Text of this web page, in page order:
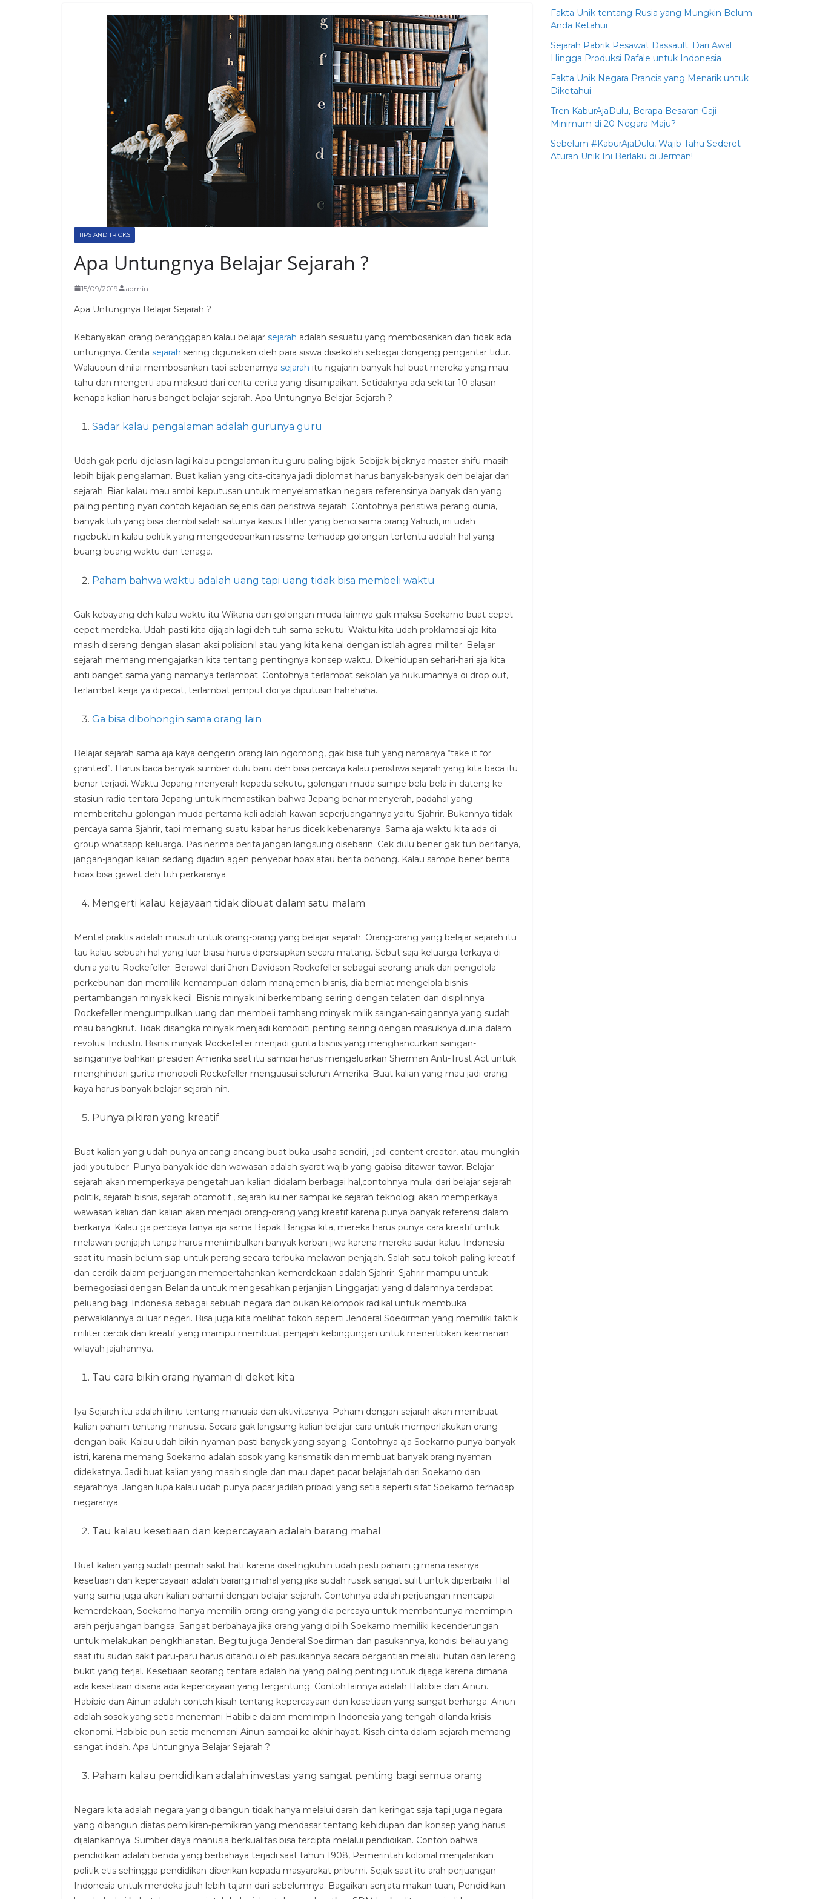
TIPS AND TRICKS
Apa Untungnya Belajar Sejarah ?
15/09/2019 admin
Apa Untungnya Belajar Sejarah ?
Kebanyakan orang beranggapan kalau belajar sejarah adalah sesuatu yang membosankan dan tidak ada
untungnya. Cerita sejarah sering digunakan oleh para siswa disekolah sebagai dongeng pengantar tidur.
Walaupun dinilai membosankan tapi sebenarnya sejarah itu ngajarin banyak hal buat mereka yang mau
tahu dan mengerti apa maksud dari cerita-cerita yang disampaikan. Setidaknya ada sekitar 10 alasan
kenapa kalian harus banget belajar sejarah. Apa Untungnya Belajar Sejarah ?
Sadar kalau pengalaman adalah gurunya guru
Udah gak perlu dijelasin lagi kalau pengalaman itu guru paling bijak. Sebijak-bijaknya master shifu masih
lebih bijak pengalaman. Buat kalian yang cita-citanya jadi diplomat harus banyak-banyak deh belajar dari
sejarah. Biar kalau mau ambil keputusan untuk menyelamatkan negara referensinya banyak dan yang
paling penting nyari contoh kejadian sejenis dari peristiwa sejarah. Contohnya peristiwa perang dunia,
banyak tuh yang bisa diambil salah satunya kasus Hitler yang benci sama orang Yahudi, ini udah
ngebuktiin kalau politik yang mengedepankan rasisme terhadap golongan tertentu adalah hal yang
buang-buang waktu dan tenaga.
Paham bahwa waktu adalah uang tapi uang tidak bisa membeli waktu
Gak kebayang deh kalau waktu itu Wikana dan golongan muda lainnya gak maksa Soekarno buat cepet-
cepet merdeka. Udah pasti kita dijajah lagi deh tuh sama sekutu. Waktu kita udah proklamasi aja kita
masih diserang dengan alasan aksi polisionil atau yang kita kenal dengan istilah agresi militer. Belajar
sejarah memang mengajarkan kita tentang pentingnya konsep waktu. Dikehidupan sehari-hari aja kita
anti banget sama yang namanya terlambat. Contohnya terlambat sekolah ya hukumannya di drop out,
terlambat kerja ya dipecat, terlambat jemput doi ya diputusin hahahaha.
Ga bisa dibohongin sama orang lain
Belajar sejarah sama aja kaya dengerin orang lain ngomong, gak bisa tuh yang namanya “take it for
granted”. Harus baca banyak sumber dulu baru deh bisa percaya kalau peristiwa sejarah yang kita baca itu
benar terjadi. Waktu Jepang menyerah kepada sekutu, golongan muda sampe bela-bela in dateng ke
stasiun radio tentara Jepang untuk memastikan bahwa Jepang benar menyerah, padahal yang
memberitahu golongan muda pertama kali adalah kawan seperjuangannya yaitu Sjahrir. Bukannya tidak
percaya sama Sjahrir, tapi memang suatu kabar harus dicek kebenaranya. Sama aja waktu kita ada di
group whatsapp keluarga. Pas nerima berita jangan langsung disebarin. Cek dulu bener gak tuh beritanya,
jangan-jangan kalian sedang dijadiin agen penyebar hoax atau berita bohong. Kalau sampe bener berita
hoax bisa gawat deh tuh perkaranya.
Mengerti kalau kejayaan tidak dibuat dalam satu malam
Mental praktis adalah musuh untuk orang-orang yang belajar sejarah. Orang-orang yang belajar sejarah itu
tau kalau sebuah hal yang luar biasa harus dipersiapkan secara matang. Sebut saja keluarga terkaya di
dunia yaitu Rockefeller. Berawal dari Jhon Davidson Rockefeller sebagai seorang anak dari pengelola
perkebunan dan memiliki kemampuan dalam manajemen bisnis, dia berniat mengelola bisnis
pertambangan minyak kecil. Bisnis minyak ini berkembang seiring dengan telaten dan disiplinnya
Rockefeller mengumpulkan uang dan membeli tambang minyak milik saingan-saingannya yang sudah
mau bangkrut. Tidak disangka minyak menjadi komoditi penting seiring dengan masuknya dunia dalam
revolusi Industri. Bisnis minyak Rockefeller menjadi gurita bisnis yang menghancurkan saingan-
saingannya bahkan presiden Amerika saat itu sampai harus mengeluarkan Sherman Anti-Trust Act untuk
menghindari gurita monopoli Rockefeller menguasai seluruh Amerika. Buat kalian yang mau jadi orang
kaya harus banyak belajar sejarah nih.
Punya pikiran yang kreatif
Buat kalian yang udah punya ancang-ancang buat buka usaha sendiri, jadi content creator, atau mungkin
jadi youtuber. Punya banyak ide dan wawasan adalah syarat wajib yang gabisa ditawar-tawar. Belajar
sejarah akan memperkaya pengetahuan kalian didalam berbagai hal,contohnya mulai dari belajar sejarah
politik, sejarah bisnis, sejarah otomotif , sejarah kuliner sampai ke sejarah teknologi akan memperkaya
wawasan kalian dan kalian akan menjadi orang-orang yang kreatif karena punya banyak referensi dalam
berkarya. Kalau ga percaya tanya aja sama Bapak Bangsa kita, mereka harus punya cara kreatif untuk
melawan penjajah tanpa harus menimbulkan banyak korban jiwa karena mereka sadar kalau Indonesia
saat itu masih belum siap untuk perang secara terbuka melawan penjajah. Salah satu tokoh paling kreatif
dan cerdik dalam perjuangan mempertahankan kemerdekaan adalah Sjahrir. Sjahrir mampu untuk
bernegosiasi dengan Belanda untuk mengesahkan perjanjian Linggarjati yang didalamnya terdapat
peluang bagi Indonesia sebagai sebuah negara dan bukan kelompok radikal untuk membuka
perwakilannya di luar negeri. Bisa juga kita melihat tokoh seperti Jenderal Soedirman yang memiliki taktik
militer cerdik dan kreatif yang mampu membuat penjajah kebingungan untuk menertibkan keamanan
wilayah jajahannya.
Tau cara bikin orang nyaman di deket kita
Iya Sejarah itu adalah ilmu tentang manusia dan aktivitasnya. Paham dengan sejarah akan membuat
kalian paham tentang manusia. Secara gak langsung kalian belajar cara untuk memperlakukan orang
dengan baik. Kalau udah bikin nyaman pasti banyak yang sayang. Contohnya aja Soekarno punya banyak
istri, karena memang Soekarno adalah sosok yang karismatik dan membuat banyak orang nyaman
didekatnya. Jadi buat kalian yang masih single dan mau dapet pacar belajarlah dari Soekarno dan
sejarahnya. Jangan lupa kalau udah punya pacar jadilah pribadi yang setia seperti sifat Soekarno terhadap
negaranya.
Tau kalau kesetiaan dan kepercayaan adalah barang mahal
Buat kalian yang sudah pernah sakit hati karena diselingkuhin udah pasti paham gimana rasanya
kesetiaan dan kepercayaan adalah barang mahal yang jika sudah rusak sangat sulit untuk diperbaiki. Hal
yang sama juga akan kalian pahami dengan belajar sejarah. Contohnya adalah perjuangan mencapai
kemerdekaan, Soekarno hanya memilih orang-orang yang dia percaya untuk membantunya memimpin
arah perjuangan bangsa. Sangat berbahaya jika orang yang dipilih Soekarno memiliki kecenderungan
untuk melakukan pengkhianatan. Begitu juga Jenderal Soedirman dan pasukannya, kondisi beliau yang
saat itu sudah sakit paru-paru harus ditandu oleh pasukannya secara bergantian melalui hutan dan lereng
bukit yang terjal. Kesetiaan seorang tentara adalah hal yang paling penting untuk dijaga karena dimana
ada kesetiaan disana ada kepercayaan yang tergantung. Contoh lainnya adalah Habibie dan Ainun.
Habibie dan Ainun adalah contoh kisah tentang kepercayaan dan kesetiaan yang sangat berharga. Ainun
adalah sosok yang setia menemani Habibie dalam memimpin Indonesia yang tengah dilanda krisis
ekonomi. Habibie pun setia menemani Ainun sampai ke akhir hayat. Kisah cinta dalam sejarah memang
sangat indah. Apa Untungnya Belajar Sejarah ?
Paham kalau pendidikan adalah investasi yang sangat penting bagi semua orang
Negara kita adalah negara yang dibangun tidak hanya melalui darah dan keringat saja tapi juga negara
yang dibangun diatas pemikiran-pemikiran yang mendasar tentang kehidupan dan konsep yang harus
dijalankannya. Sumber daya manusia berkualitas bisa tercipta melalui pendidikan. Contoh bahwa
pendidikan adalah benda yang berbahaya terjadi saat tahun 1908, Pemerintah kolonial menjalankan
politik etis sehingga pendidikan diberikan kepada masyarakat pribumi. Sejak saat itu arah perjuangan
Indonesia untuk merdeka jauh lebih tajam dari sebelumnya. Bagaikan senjata makan tuan, Pendidikan
Fakta Unik tentang Rusia yang Mungkin Belum
Anda Ketahui
Sejarah Pabrik Pesawat Dassault: Dari Awal
Hingga Produksi Rafale untuk Indonesia
Fakta Unik Negara Prancis yang Menarik untuk
Diketahui
Tren KaburAjaDulu, Berapa Besaran Gaji
Minimum di 20 Negara Maju?
Sebelum #KaburAjaDulu, Wajib Tahu Sederet
Aturan Unik Ini Berlaku di Jerman!